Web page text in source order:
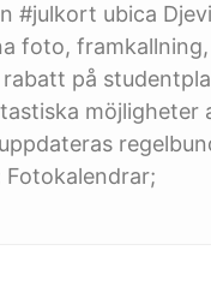
#julkort ubica
foto,
på
möjligheter